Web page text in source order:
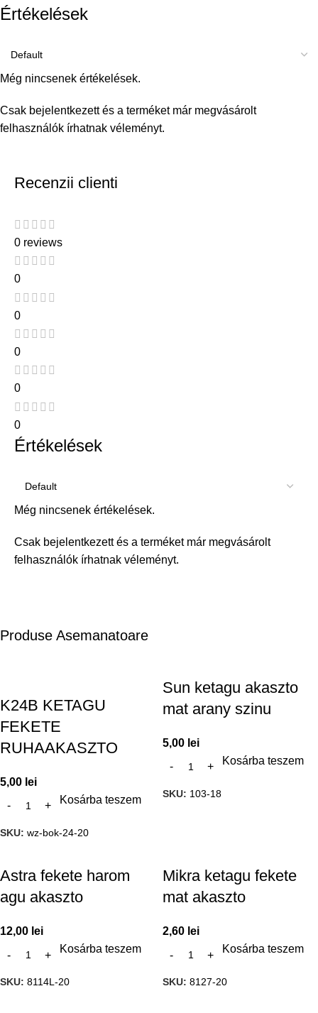
Értékelések
Még nincsenek értékelések.
Csak bejelentkezett és a terméket már megvásárolt
felhasználók írhatnak véleményt.
Recenzii clienti
0 reviews
0
0
0
0
0
Értékelések
Még nincsenek értékelések.
Csak bejelentkezett és a terméket már megvásárolt
felhasználók írhatnak véleményt.
Produse Asemanatoare
K24B KETAGU
FEKETE
RUHAAKASZTO
5,00 lei
Kosárba teszem
SKU: wz-bok-24-20
Sun ketagu akaszto
mat arany szinu
5,00 lei
Kosárba teszem
SKU: 103-18
Astra fekete harom
agu akaszto
12,00 lei
Kosárba teszem
SKU: 8114L-20
Mikra ketagu fekete
mat akaszto
2,60 lei
Kosárba teszem
SKU: 8127-20